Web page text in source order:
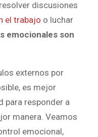
discusiones
el trabajo o luchar
emocionales son
externos por
es mejor
para responder a
manera. Veamos
emocional,